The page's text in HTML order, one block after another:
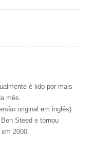
é lido por mais
mês.
original em inglês)
Steed e tornou
em 2000.